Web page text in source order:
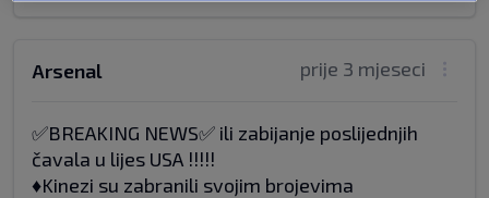
prije 3 mjeseci
Arsenal
✅BREAKING NEWS✅ ili zabijanje poslijednjih
čavala u lijes USA !!!!!
♦️Kinezi su zabranili svojim brojevima